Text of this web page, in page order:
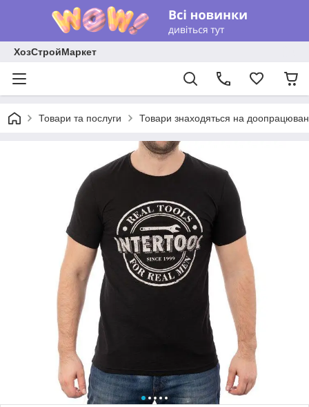
ХозСтройМаркет
Товари та послуги Товари знаходяться на